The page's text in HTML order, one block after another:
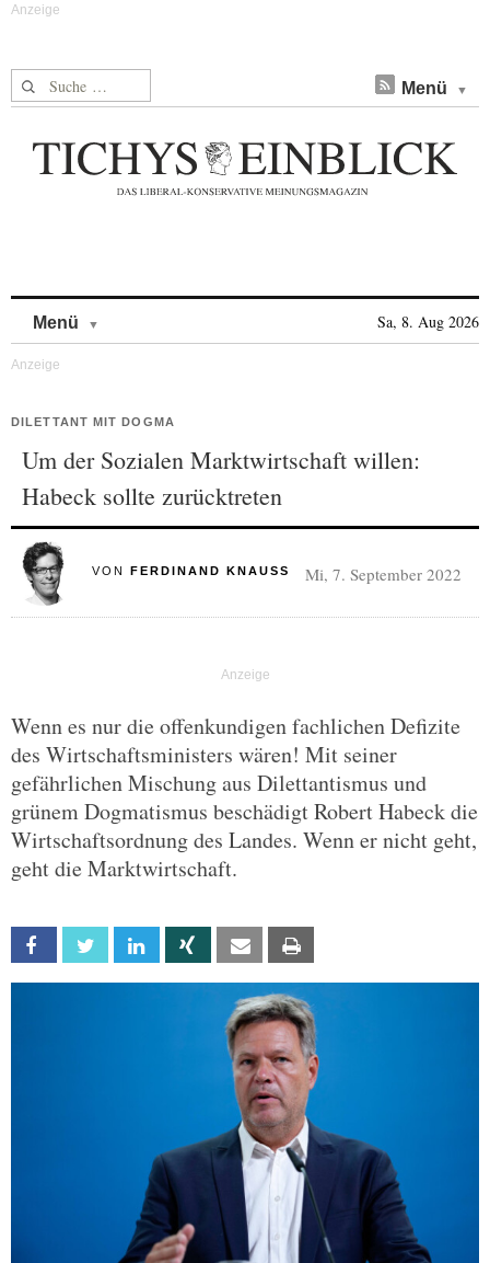
Suche nach: Menü
Menü Sa, 8. Aug 2026
DILETTANT MIT DOGMA
Um der Sozialen Marktwirtschaft willen:
Habeck sollte zurücktreten
VON FERDINAND KNAUSS Mi, 7. September 2022
Wenn es nur die offenkundigen fachlichen Defizite
des Wirtschaftsministers wären! Mit seiner
gefährlichen Mischung aus Dilettantismus und
grünem Dogmatismus beschädigt Robert Habeck die
Wirtschaftsordnung des Landes. Wenn er nicht geht,
geht die Marktwirtschaft.
Facebook Twitter Linkedin Xing Email